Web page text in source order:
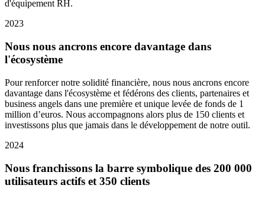
d'équipement RH.
2023
Nous nous ancrons encore davantage dans
l'écosystème
Pour renforcer notre solidité financière, nous nous ancrons encore
davantage dans l'écosystème et fédérons des clients, partenaires et
business angels dans une première et unique levée de fonds de 1
million d’euros. Nous accompagnons alors plus de 150 clients et
investissons plus que jamais dans le développement de notre outil.
2024
Nous franchissons la barre symbolique des 200 000
utilisateurs actifs et 350 clients